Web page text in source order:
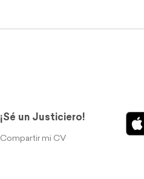
¡Sé un Justiciero!
Compartir mi CV